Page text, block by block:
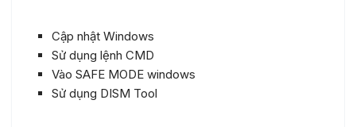
Cập nhật Windows
Sử dụng lệnh CMD
Vào SAFE MODE windows
Sử dụng DISM Tool